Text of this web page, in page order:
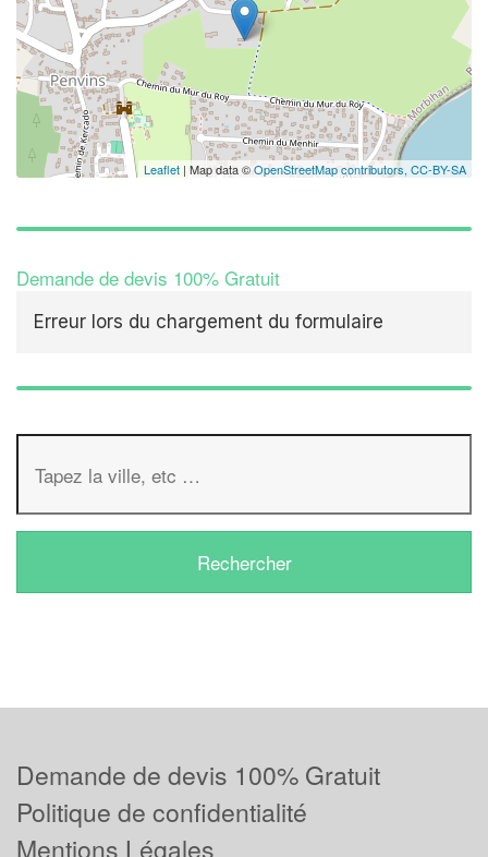
Leaflet | Map data ©OpenStreetMap contributors, CC-BY-SA
Demande de devis 100% Gratuit
Erreur lors du chargement du formulaire
Demande de devis 100% Gratuit
Politique de confidentialité
Mentions Légales